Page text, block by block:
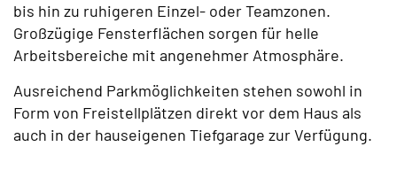
bis hin zu ruhigeren Einzel- oder Teamzonen.
Großzügige Fensterflächen sorgen für helle
Arbeitsbereiche mit angenehmer Atmosphäre.
Ausreichend Parkmöglichkeiten stehen sowohl in
Form von Freistellplätzen direkt vor dem Haus als
auch in der hauseigenen Tiefgarage zur Verfügung.